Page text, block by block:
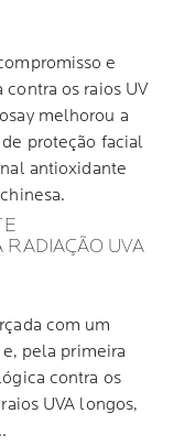
e
os raios UV
melhorou a
proteção facial
antioxidante
RADIAÇÃO UVA
com um
pela primeira
contra os
UVA longos,